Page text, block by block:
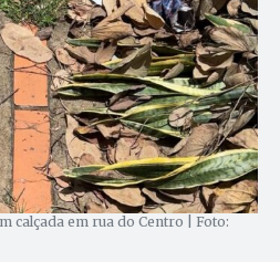
calçada em rua do Centro | Foto: